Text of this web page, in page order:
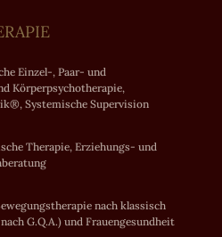
Einzel-, Paar- und
Körperpsychotherapie,
Systemische Supervision
Therapie, Erziehungs- und
nach klassisch
G.Q.A.) und Frauengesundheit